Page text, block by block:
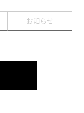
お知らせ